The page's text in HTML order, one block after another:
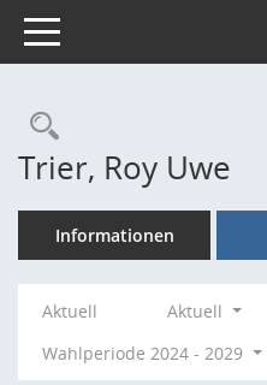
Toggle navigation
Trier, Roy Uwe
Informationen
Aktuell
Aktuell
Wahlperiode 2024 - 2029